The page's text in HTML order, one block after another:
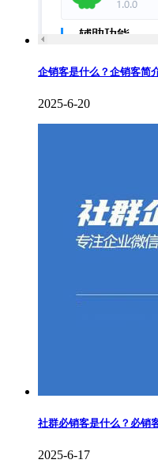
企销客是什么？企销客简
2025-6-20
社群必销客是什么？必销
2025-6-17